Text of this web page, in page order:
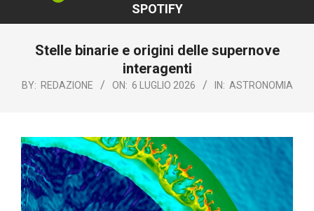
SPOTIFY
Stelle binarie e origini delle supernove
interagenti
BY: REDAZIONE ON: 6 LUGLIO 2026 IN: ASTRONOMIA